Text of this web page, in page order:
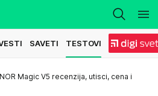
SAVETI TESTOVI
Magic V5 recenzija, utisci, cena i